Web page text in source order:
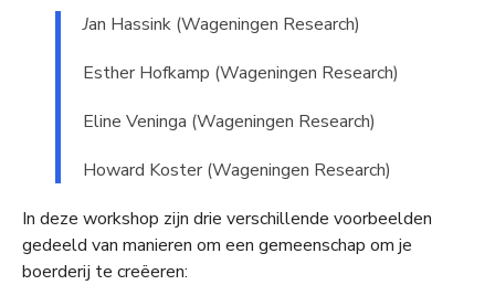
Jan Hassink (Wageningen Research)
Esther Hofkamp (Wageningen Research)
Eline Veninga (Wageningen Research)
Howard Koster (Wageningen Research)
In deze workshop zijn drie verschillende voorbeelden
gedeeld van manieren om een gemeenschap om je
boerderij te creëeren: